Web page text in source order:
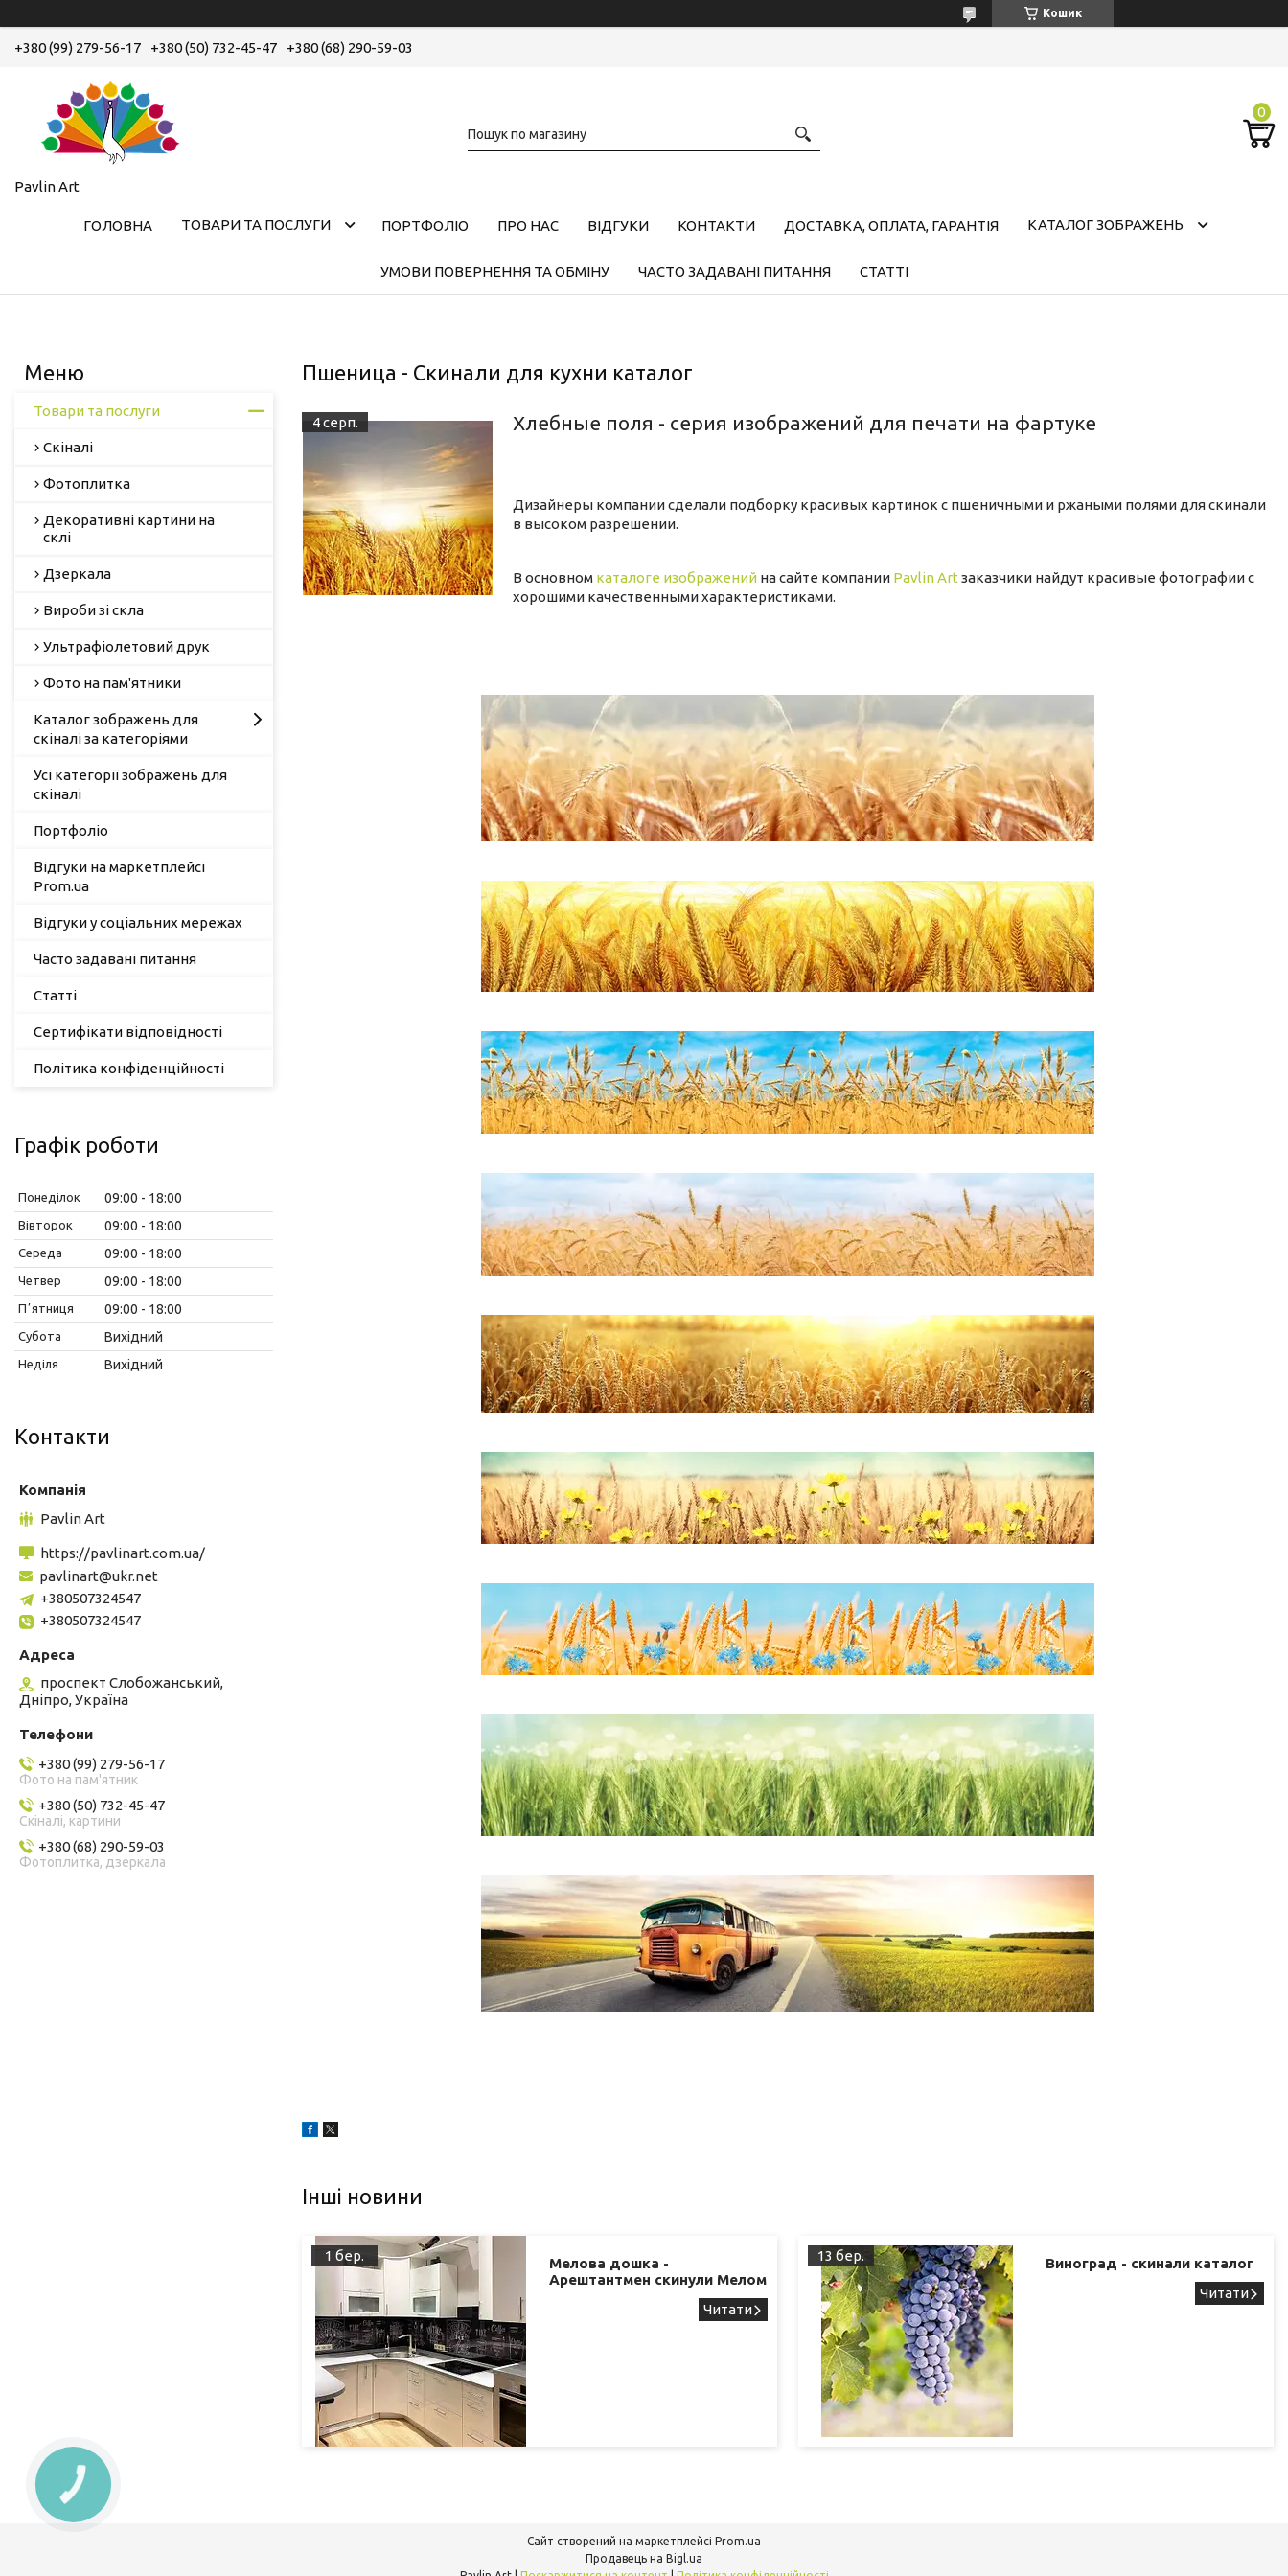
Кошик
+380 (99) 279-56-17 +380 (50) 732-45-47 +380 (68) 290-59-03
Pavlin Art
ГОЛОВНА ТОВАРИ ТА ПОСЛУГИ ПОРТФОЛІО ПРО НАС ВІДГУКИ КОНТАКТИ ДОСТАВКА, ОПЛАТА, ГАРАНТІЯ КАТАЛОГ ЗОБРАЖЕНЬ
УМОВИ ПОВЕРНЕННЯ ТА ОБМІНУ ЧАСТО ЗАДАВАНІ ПИТАННЯ СТАТТІ
Пшеница - Скинали для кухни каталог
4 серп. Хлебные поля - серия изображений для печати на фартуке
Дизайнеры компании сделали подборку красивых картинок с пшеничными и ржаными полями для скинали
в высоком разрешении.
В основном каталоге изображений на сайте компании Pavlin Art заказчики найдут красивые фотографии с
хорошими качественными характеристиками.
Інші новини
1 бер.
Мелова дошка -
Арештантмен скинули Мелом
13 бер. Виноград - скинали каталог
Товари та послуги
Скіналі
Фотоплитка
Декоративні картини на
склі
Дзеркала
Вироби зі скла
Ультрафіолетовий друк
Фото на пам'ятники
Каталог зображень для
скіналі за категоріями
Усі категорії зображень для
скіналі
Портфоліо
Відгуки на маркетплейсі
Prom.ua
Відгуки у соціальних мережах
Часто задавані питання
Статті
Сертифікати відповідності
Політика конфіденційності
Графік роботи
Понеділок 09:00 18:00
Вівторок 09:00 18:00
Середа 09:00 18:00
Четвер 09:00 18:00
Пʼятниця 09:00 18:00
Субота Вихідний
Неділя Вихідний
Контакти
Pavlin Art
https://pavlinart.com.ua/
pavlinart@ukr.net
+380507324547
+380507324547
проспект Слобожанський,
Дніпро, Україна
+380 (99) 279-56-17
Фото на пам'ятник
+380 (50) 732-45-47
Скіналі, картини
+380 (68) 290-59-03
Фотоплитка, дзеркала
Сайт створений на маркетплейсі Prom.ua
Продавець на Bigl.ua